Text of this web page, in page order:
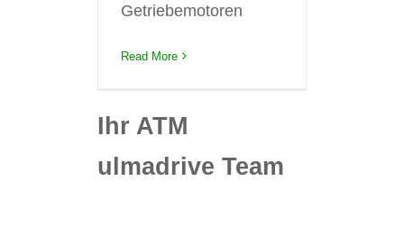
Getriebemotoren
Read More
Ihr ATM
ulmadrive Team